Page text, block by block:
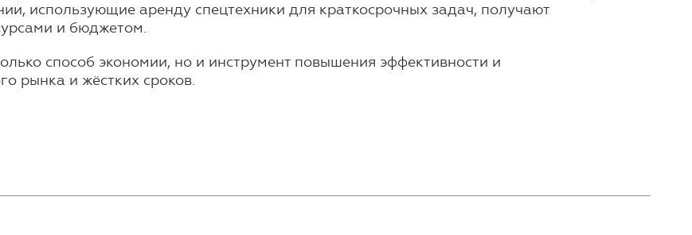
использующие аренду спецтехники для краткосрочных задач, получают
и бюджетом.
способ экономии, но и инструмент повышения эффективности и
рынка и жёстких сроков.